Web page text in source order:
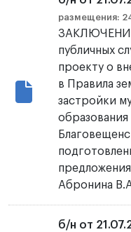
размещения:
ЗАКЛЮЧЕНИЕ
публичных
проекту о
в Правила
застройки
Абронина
б/н от